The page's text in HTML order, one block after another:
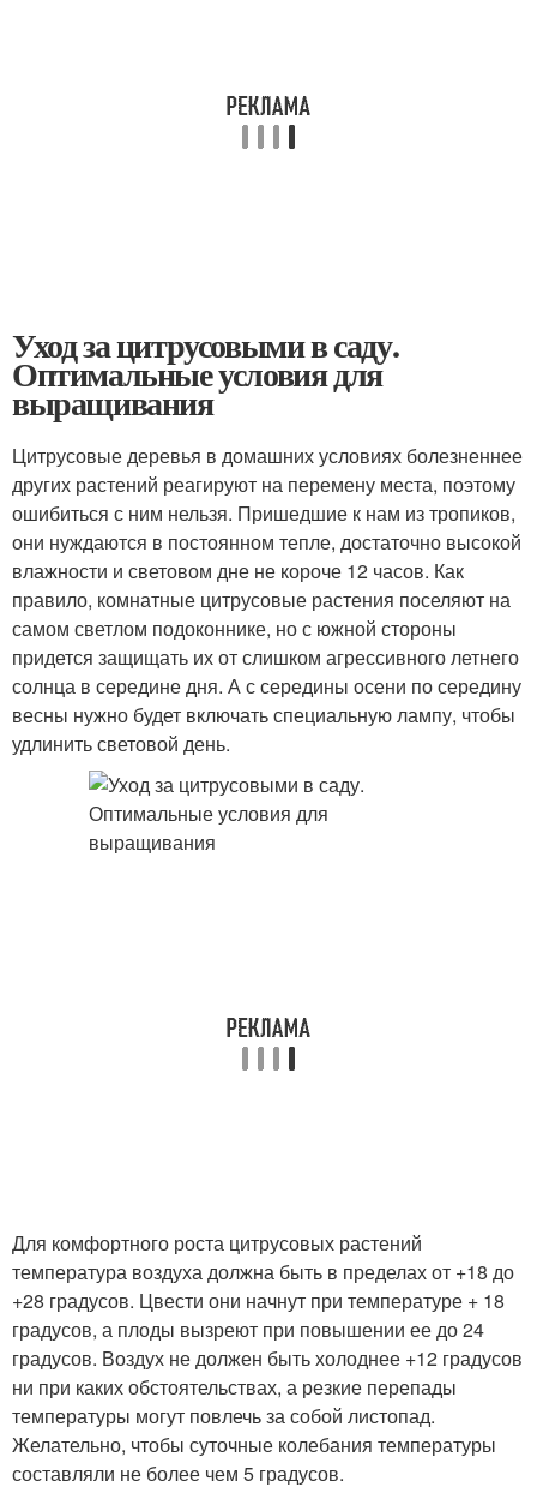
Уход за цитрусовыми в саду.
Оптимальные условия для
выращивания
Цитрусовые деревья в домашних условиях болезненнее
других растений реагируют на перемену места, поэтому
ошибиться с ним нельзя. Пришедшие к нам из тропиков,
они нуждаются в постоянном тепле, достаточно высокой
влажности и световом дне не короче 12 часов. Как
правило, комнатные цитрусовые растения поселяют на
самом светлом подоконнике, но с южной стороны
придется защищать их от слишком агрессивного летнего
солнца в середине дня. А с середины осени по середину
весны нужно будет включать специальную лампу, чтобы
удлинить световой день.
Для комфортного роста цитрусовых растений
температура воздуха должна быть в пределах от +18 до
+28 градусов. Цвести они начнут при температуре + 18
градусов, а плоды вызреют при повышении ее до 24
градусов. Воздух не должен быть холоднее +12 градусов
ни при каких обстоятельствах, а резкие перепады
температуры могут повлечь за собой листопад.
Желательно, чтобы суточные колебания температуры
составляли не более чем 5 градусов.